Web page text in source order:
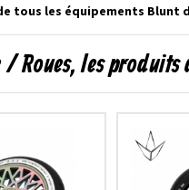
tous les équipements
Roues, les produits